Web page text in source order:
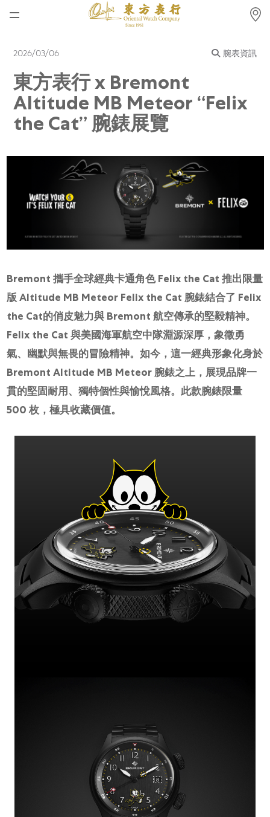
最新消息
腕表資訊
公司動態
勞力士中古錶認證
帝舵表
店鋪位置
網上商店
中國內地
香港特別行政區
聯絡我們
會員
简体中文 | English
2026/03/06 腕表資訊
東方表行 x Bremont
Altitude MB Meteor “Felix
the Cat” 腕錶展覽
Bremont 攜手全球經典卡通角色 Felix the Cat 推出限量
版 Altitude MB Meteor Felix the Cat 腕錶結合了 Felix
the Cat的俏皮魅力與 Bremont 航空傳承的堅毅精神。
Felix the Cat 與美國海軍航空中隊淵源深厚，象徵勇
氣、幽默與無畏的冒險精神。如今，這一經典形象化身於
Bremont Altitude MB Meteor 腕錶之上，展現品牌一
貫的堅固耐用、獨特個性與愉悅風格。此款腕錶限量
500 枚，極具收藏價值。